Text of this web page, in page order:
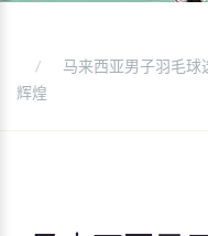
马来西亚男子羽毛球
辉煌